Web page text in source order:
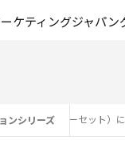
ケティングジャパン
ンシリーズ
ESET（イーセット）